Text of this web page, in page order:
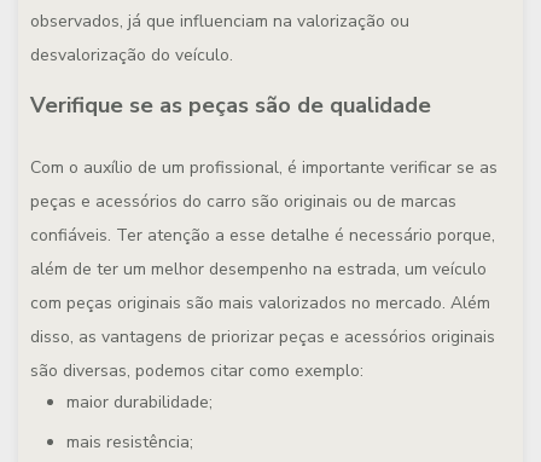
observados, já que influenciam na valorização ou
desvalorização do veículo.
Verifique se as peças são de qualidade
Com o auxílio de um profissional, é importante verificar se as
peças e acessórios do carro são originais ou de marcas
confiáveis. Ter atenção a esse detalhe é necessário porque,
além de ter um melhor desempenho na estrada, um veículo
com peças originais são mais valorizados no mercado. Além
disso, as vantagens de priorizar peças e acessórios originais
são diversas, podemos citar como exemplo:
maior durabilidade;
mais resistência;